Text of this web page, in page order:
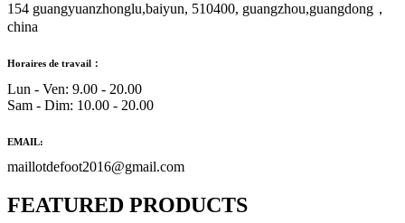
154 guangyuanzhonglu,baiyun, 510400, guangzhou,guangdong，
china
Horaires de travail：
Lun - Ven: 9.00 - 20.00
Sam - Dim: 10.00 - 20.00
EMAIL:
maillotdefoot2016@gmail.com
FEATURED PRODUCTS